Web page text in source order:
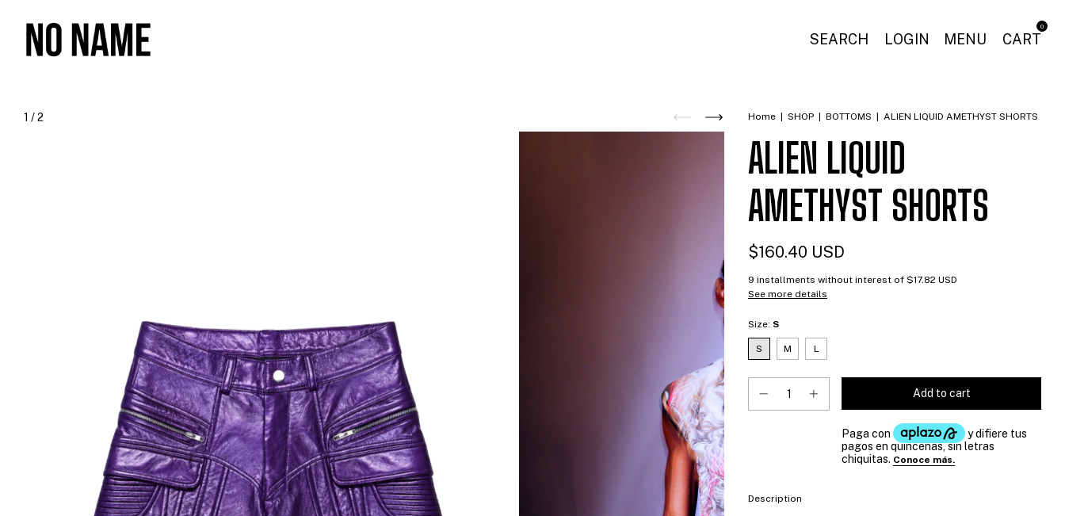
MENU
SEARCH LOGIN CART
0
1 /2 Home SHOP BOTTOMS ALIEN LIQUID AMETHYST SHORTS
ALIEN LIQUID
AMETHYST SHORTS
$160.40 USD
9 installments without interest of $17.82 USD
See more details
Size: S
S M L
Description